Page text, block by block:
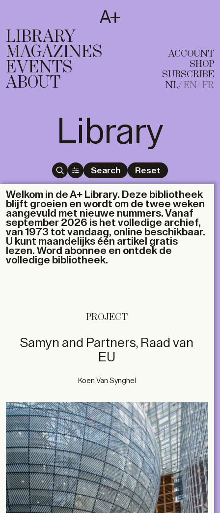
T
EN FR
LIBRARY
MAGAZINES
EVENTS
ABOUT
ACCOUNT
SHOP
SUBSCRIBE
NL EN FR
Library
Search Reset
Welkom in de A+ Library. Deze bibliotheek
blijft groeien en wordt om de twee weken
aangevuld met nieuwe nummers. Vanaf
september 2026 is het volledige archief,
van 1973 tot vandaag, online beschikbaar.
U kunt maandelijks één artikel gratis
lezen. Word abonnee en ontdek de
volledige bibliotheek.
PROJECT
Samyn and Partners, Raad van
EU
Koen Van Synghel